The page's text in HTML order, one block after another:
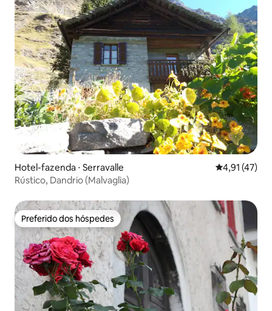
Hotel-fazenda ⋅ Serravalle 4,91 de uma
4,91 (47)
Rústico, Dandrio (Malvaglia)
Preferido dos hóspedes
Preferido dos hóspedes